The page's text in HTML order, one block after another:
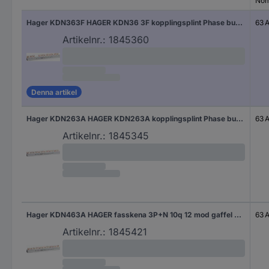
Hager KDN363F HAGER KDN36 3F kopplingsplint Phase busbar 3-polig 63 A 1 st
Artikelnr.: 1845360
Denna artikel
63 A
Hager KDN263A HAGER KDN263A kopplingsplint Phase busbar Grå 63 A 1 st
Artikelnr.: 1845345
63 A
Hager KDN463A HAGER fasskena 3P+N 10q 12 mod gaffel KDN4 63A Phase busbar Grå 4-polig 63 A 1 st
Artikelnr.: 1845421
63 A